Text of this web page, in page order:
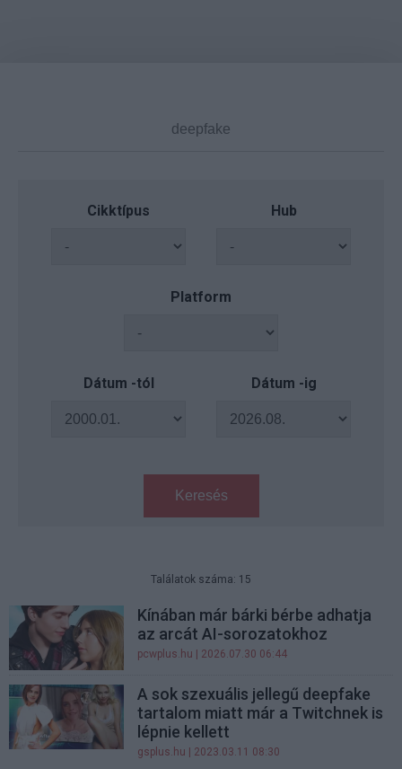
Cikktípus Hub
Platform
Dátum -tól Dátum -ig
Keresés
Találatok száma: 15
Kínában már bárki bérbe adhatja
az arcát AI-sorozatokhoz
pcwplus.hu | 2026.07.30 06:44
A sok szexuális jellegű deepfake
tartalom miatt már a Twitchnek is
lépnie kellett
gsplus.hu | 2023.03.11 08:30